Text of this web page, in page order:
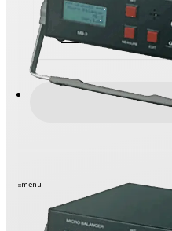
View More
IR
menu